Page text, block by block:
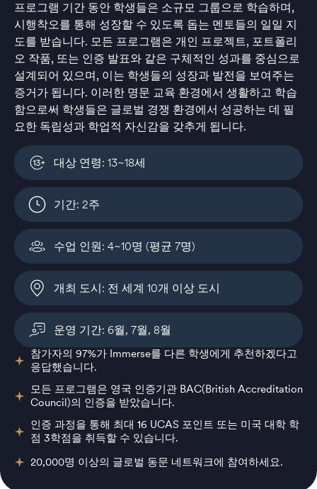
프로그램 기간 동안 학생들은 소규모 그룹으로 학습하며,
시행착오를 통해 성장할 수 있도록 돕는 멘토들의 일일 지
도를 받습니다. 모든 프로그램은 개인 프로젝트, 포트폴리
오 작품, 또는 인증 발표와 같은 구체적인 성과를 중심으로
설계되어 있으며, 이는 학생들의 성장과 발전을 보여주는
증거가 됩니다. 이러한 명문 교육 환경에서 생활하고 학습
함으로써 학생들은 글로벌 경쟁 환경에서 성공하는 데 필
요한 독립성과 학업적 자신감을 갖추게 됩니다.
대상 연령: 13~18세
기간: 2주
수업 인원: 4~10명 (평균 7명)
개최 도시: 전 세계 10개 이상 도시
운영 기간: 6월, 7월, 8월
참가자의 97%가 Immerse를 다른 학생에게 추천하겠다고
응답했습니다.
모든 프로그램은 영국 인증기관 BAC(British Accreditation
Council)의 인증을 받았습니다.
인증 과정을 통해 최대 16 UCAS 포인트 또는 미국 대학 학
점 3학점을 취득할 수 있습니다.
20,000명 이상의 글로벌 동문 네트워크에 참여하세요.